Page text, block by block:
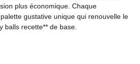
plus économique. Chaque
gustative unique qui renouvelle le
balls recette** de base.